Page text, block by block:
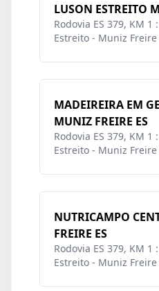
LUSON ESTREITO
Rodovia ES 379, KM 1
Estreito - Muniz Freire
MADEIREIRA EM
MUNIZ FREIRE ES
Rodovia ES 379, KM 1
Estreito - Muniz Freire
NUTRICAMPO
FREIRE ES
Rodovia ES 379, KM 1
Estreito - Muniz Freire